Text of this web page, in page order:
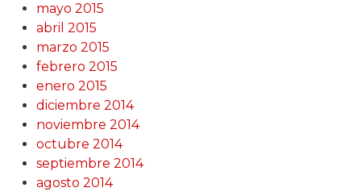
mayo 2015
abril 2015
marzo 2015
febrero 2015
enero 2015
diciembre 2014
noviembre 2014
octubre 2014
septiembre 2014
agosto 2014